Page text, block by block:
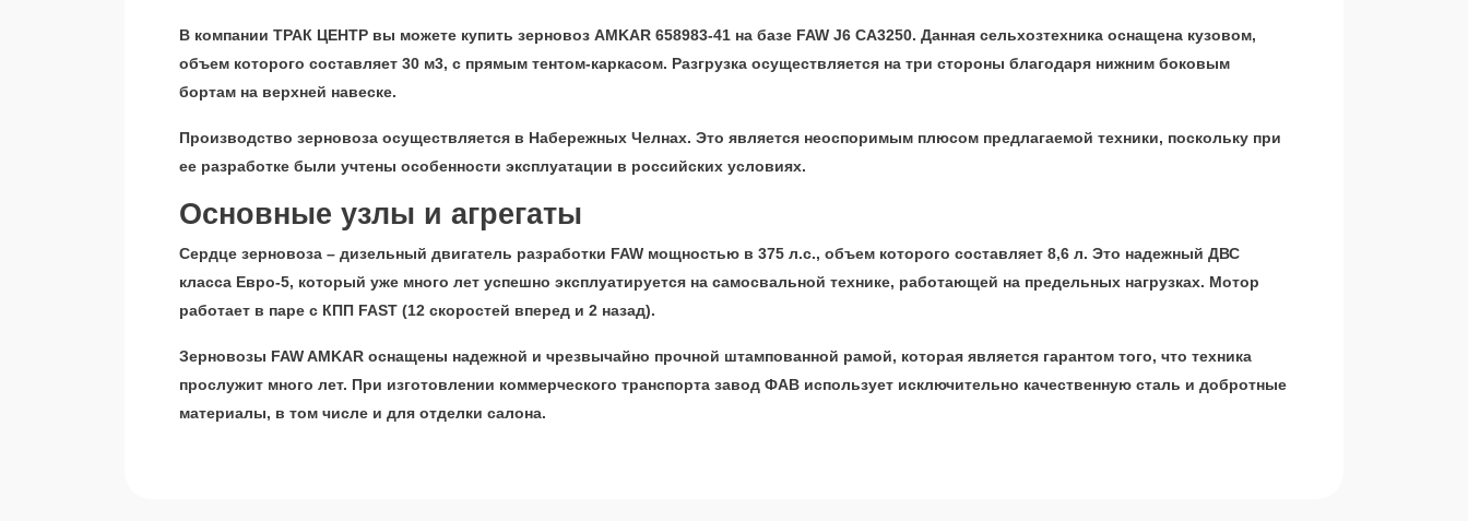
В компании ТРАК ЦЕНТР вы можете купить зерновоз AMKAR 658983-41 на базе FAW J6 СА3250. Данная сельхозтехника оснащена кузовом,
объем которого составляет 30 м3, с прямым тентом-каркасом. Разгрузка осуществляется на три стороны благодаря нижним боковым
бортам на верхней навеске.
Производство зерновоза осуществляется в Набережных Челнах. Это является неоспоримым плюсом предлагаемой техники, поскольку при
ее разработке были учтены особенности эксплуатации в российских условиях.
Основные узлы и агрегаты
Сердце зерновоза – дизельный двигатель разработки FAW мощностью в 375 л.с., объем которого составляет 8,6 л. Это надежный ДВС
класса Евро-5, который уже много лет успешно эксплуатируется на самосвальной технике, работающей на предельных нагрузках. Мотор
работает в паре с КПП FAST (12 скоростей вперед и 2 назад).
Зерновозы FAW AMKAR оснащены надежной и чрезвычайно прочной штампованной рамой, которая является гарантом того, что техника
прослужит много лет. При изготовлении коммерческого транспорта завод ФАВ использует исключительно качественную сталь и добротные
материалы, в том числе и для отделки салона.